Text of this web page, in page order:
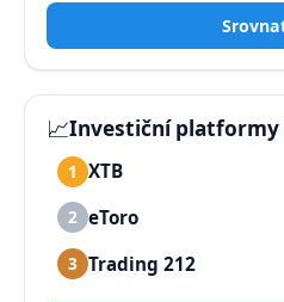
📈Investiční platformy
1 XTB
2 eToro
3 Trading 212